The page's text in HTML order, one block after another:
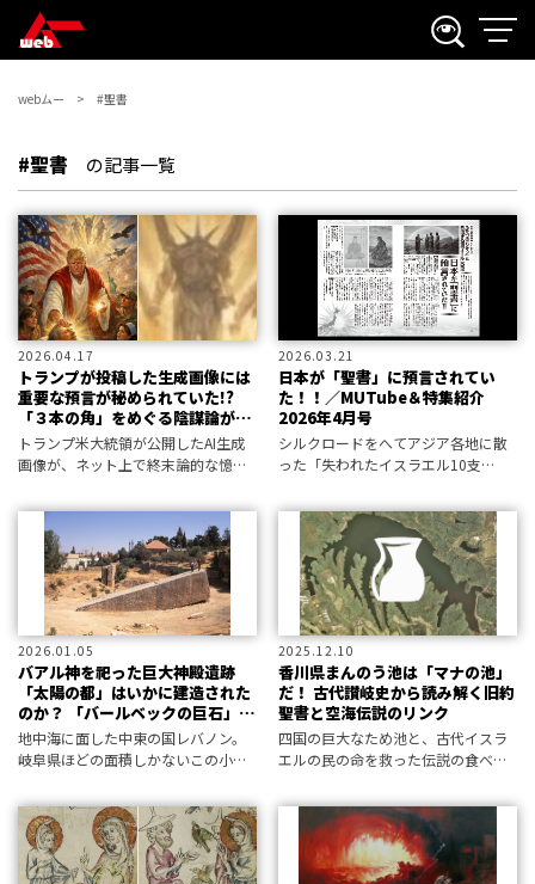
webムー #聖書
#聖書 の記事一覧
2026.04.17
トランプが投稿した生成画像には
重要な預言が秘められていた!?
「３本の角」をめぐる陰謀論が噴
出トランプ米大統領が公開したAI生成
画像が、ネット上で終末論的な憶測
が、聖書の終末予言と結びつけられ
ているが、果たして――。
2026.03.21
日本が「聖書」に預言されてい
た！！／MUTube＆特集紹介
2026年4月号
シルクロードをへてアジア各地に散
った「失われたイスラエル10支
は、じつは「日ひ出いずる国」であ
る日本だった。この記事を三上編集
長がMUTubeで解説。
2026.01.05
バアル神を祀った巨大神殿遺跡
「太陽の都」はいかに建造された
のか？ 「バールベックの巨石」の
謎
地中海に面した中東の国レバノン。
岐阜県ほどの面積しかないこの小国
の巨石」が存在する。 現代の技術で
は持ちあげるどころか、動かすこと
すらできないこの超巨石を目指し
て、世
2025.12.10
香川県まんのう池は「マナの池」
だ！ 古代讃岐史から読み解く旧約
聖書と空海伝説のリンク
四国の巨大なため池と、古代イスラ
エルの民の命を救った伝説の食べ
仮説に基づいて調査を進めると、ま
さかの事実が次々と露呈した。それ
はシルクロードの風が運んだ幻なの
か。文献資